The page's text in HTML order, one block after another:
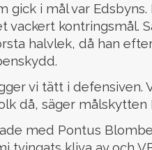
gick i mål var
vackert kontringsmål.
halvlek, då han
vi tätt i
då, säger målskytten
med Pontus